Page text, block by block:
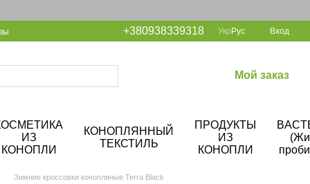
+380938339318 Укр Рус Вход
Мой заказ
ИЗ
КОНОПЛИ
КОНОПЛЯННЫЙ
ТЕКСТИЛЬ
ПРОДУКТЫ
ИЗ
КОНОПЛИ
Зимние кроссовки конопляные Terra Black